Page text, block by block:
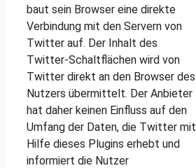
baut sein Browser eine direkte
Verbindung mit den Servern von
Twitter auf. Der Inhalt des
Twitter-Schaltflächen wird von
Twitter direkt an den Browser des
Nutzers übermittelt. Der Anbieter
hat daher keinen Einfluss auf den
Umfang der Daten, die Twitter mit
Hilfe dieses Plugins erhebt und
informiert die Nutzer